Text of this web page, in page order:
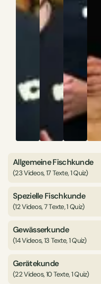
Allgemeine Fischkunde
(23 Videos, 17 Texte, 1 Quiz)
Spezielle Fischkunde
(12 Videos, 7 Texte, 1 Quiz)
Gewässerkunde
(14 Videos, 13 Texte, 1 Quiz)
Gerätekunde
(22 Videos, 10 Texte, 1 Quiz)